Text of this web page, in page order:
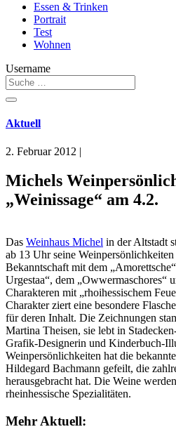
Essen & Trinken
Portrait
Test
Wohnen
Username
Aktuell
2. Februar 2012 |
Michels
„Weinissage“ am 4.2.
Das Weinhaus Michel in der Altstadt
ab 13 Uhr seine
Bekanntschaft mit dem
Urgestaa“, dem „Owwermaschores“
Charakteren mit „rhoihessischem
Charakter ziert eine besondere
für deren Inhalt. Die Zeichnungen
Martina Theisen, sie lebt in
Grafik-Designerin und Kinderbuch-
Weinpersönlichkeiten hat die
Hildegard Bachmann gefeilt, die
herausgebracht hat. Die Weine
rheinhessische Spezialitäten.
Mehr Aktuell: